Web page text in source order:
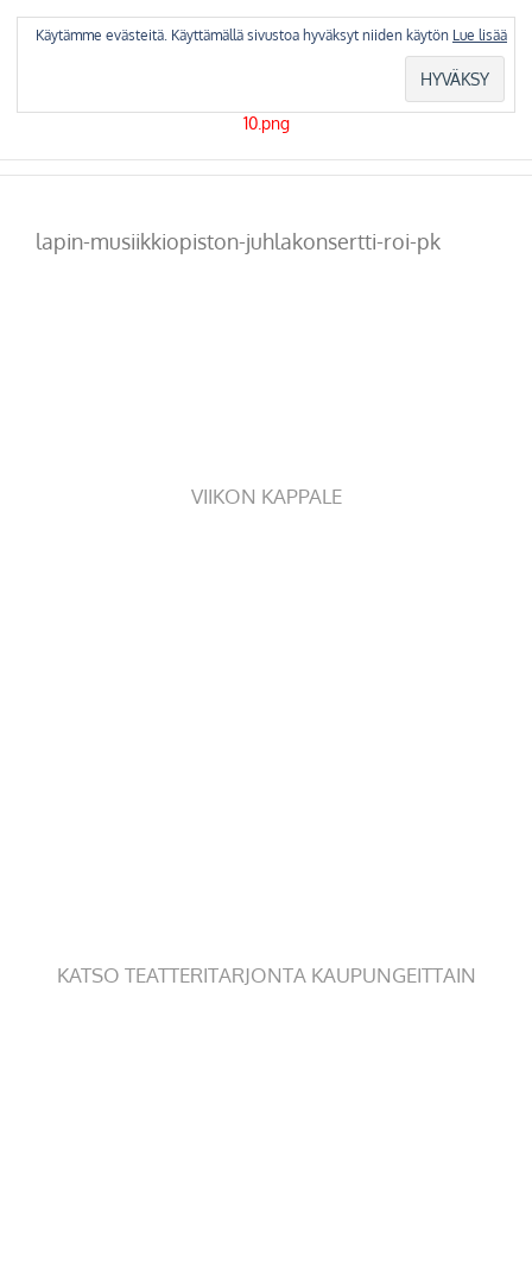
lapin-musiikkiopiston-juhlakonsertti-roi-pk
VIIKON KAPPALE
KATSO TEATTERITARJONTA KAUPUNGEITTAIN
Käytämme evästeitä. Käyttämällä sivustoa hyväksyt niiden käytön Lue lisää